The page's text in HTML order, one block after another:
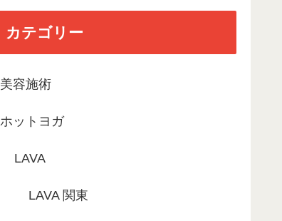
カテゴリー
美容施術
ホットヨガ
LAVA
LAVA 関東